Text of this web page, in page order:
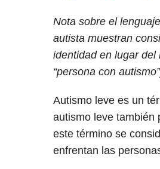
Nota sobre el
autista muestran
identidad en lugar del
“persona con
Autismo leve es un
autismo leve también
este término se
enfrentan las